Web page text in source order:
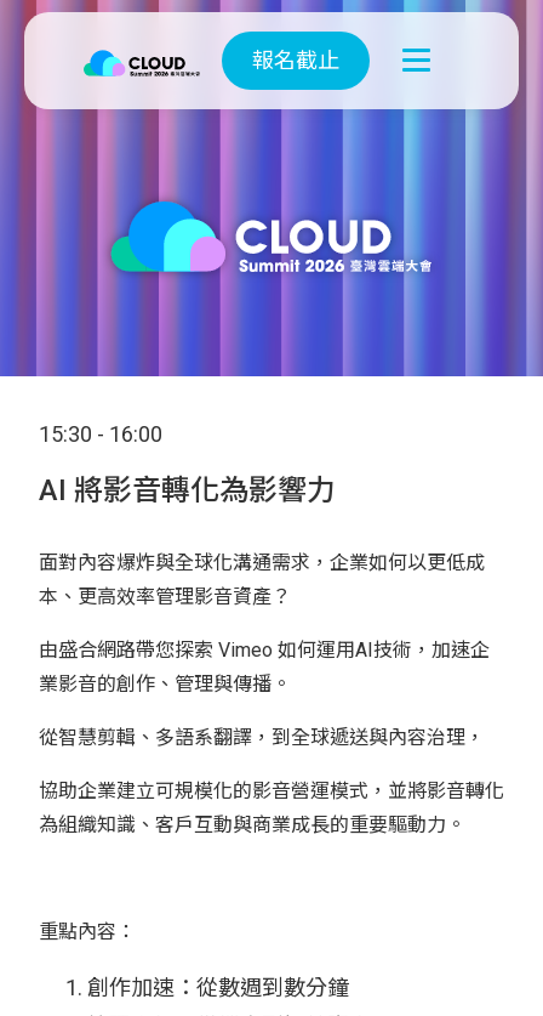
報名截止
15:30 - 16:00
AI 將影音轉化為影響力
面對內容爆炸與全球化溝通需求，企業如何以更低成
本、更高效率管理影音資產？
由盛合網路帶您探索 Vimeo 如何運用AI技術，加速企
業影音的創作、管理與傳播。
從智慧剪輯、多語系翻譯，到全球遞送與內容治理，
協助企業建立可規模化的影音營運模式，並將影音轉化
為組織知識、客戶互動與商業成長的重要驅動力。
重點內容：
創作加速：從數週到數分鐘